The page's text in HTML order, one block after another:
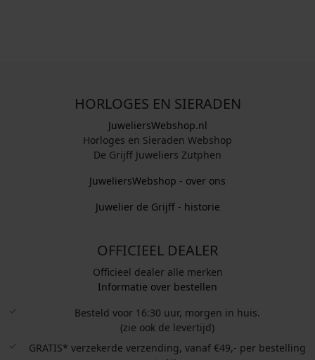
HORLOGES EN SIERADEN
JuweliersWebshop.nl
Horloges en Sieraden Webshop
De Grijff Juweliers Zutphen
JuweliersWebshop - over ons
Juwelier de Grijff - historie
OFFICIEEL DEALER
Officieel dealer alle merken
Informatie over bestellen
Besteld voor 16:30 uur, morgen in huis.
(zie ook de levertijd)
GRATIS* verzekerde verzending, vanaf €49,- per bestelling